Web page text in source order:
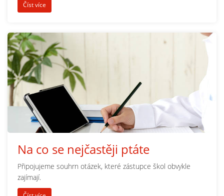
Číst více
Na co se nejčastěji ptáte
Připojujeme souhrn otázek, které zástupce škol obvykle
zajímají.